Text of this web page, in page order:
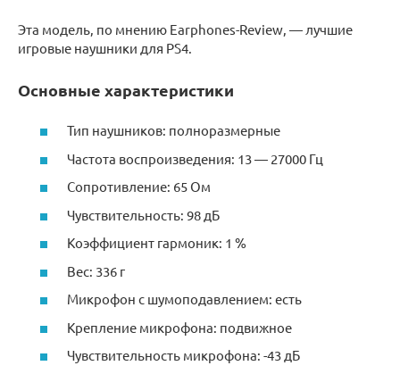
Эта модель, по мнению Earphones-Review, — лучшие
игровые наушники для PS4.
Основные характеристики
Тип наушников: полноразмерные
Частота воспроизведения: 13 — 27000 Гц
Сопротивление: 65 Ом
Чувствительность: 98 дБ
Коэффициент гармоник: 1 %
Вес: 336 г
Микрофон с шумоподавлением: есть
Крепление микрофона: подвижное
Чувствительность микрофона: -43 дБ